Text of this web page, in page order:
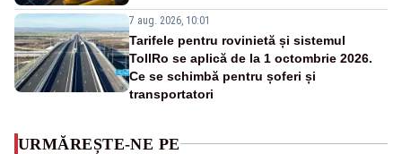
7 aug. 2026, 10:01
Tarifele pentru rovinietă și sistemul
TollRo se aplică de la 1 octombrie 2026.
Ce se schimbă pentru șoferi și
transportatori
URMĂREȘTE-NE PE